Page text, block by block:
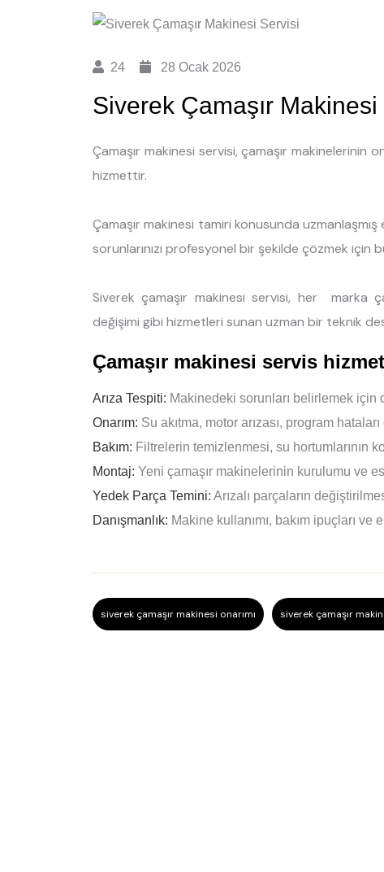
24 28 Ocak 2026
Siverek Çamaşır
Çamaşır makinesi servisi, çamaşır makinelerinin
hizmettir.
Çamaşır makinesi tamiri konusunda
sorunlarınızı profesyonel bir şekilde çözmek için
Siverek çamaşır makinesi servisi, her marka
değişimi gibi hizmetleri sunan uzman bir teknik
Çamaşır makinesi servis
Arıza Tespiti: Makinedeki sorunları belirlemek için
Onarım: Su akıtma, motor arızası, program
Bakım: Filtrelerin temizlenmesi, su hortumlarının
Montaj: Yeni çamaşır makinelerinin kurulumu ve
Yedek Parça Temini: Arızalı parçaların
Danışmanlık: Makine kullanımı, bakım ipuçları
siverek çamaşır makinesi onarımı siverek çamaşır